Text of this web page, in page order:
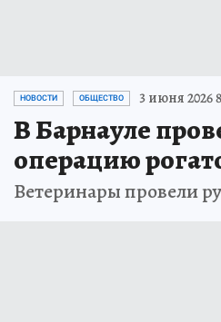
НОВОСТИ ОБЩЕСТВО 3 июня 2026
В Барнауле
операцию
Ветеринары провели